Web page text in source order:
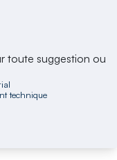
toute suggestion ou
technique